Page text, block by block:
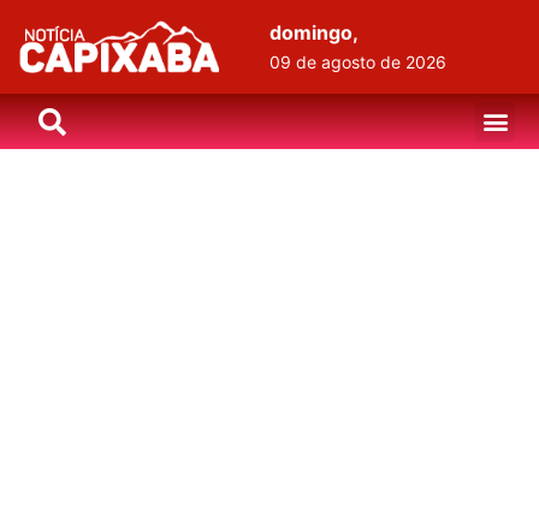
domingo,
09 de agosto de 2026